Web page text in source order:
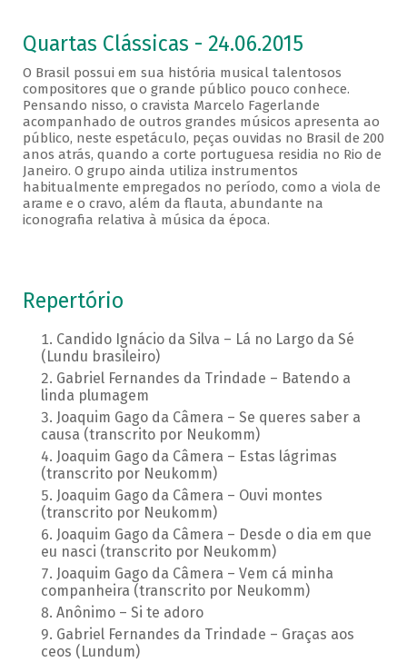
Quartas Clássicas - 24.06.2015
O Brasil possui em sua história musical talentosos
compositores que o grande público pouco conhece.
Pensando nisso, o cravista Marcelo Fagerlande
acompanhado de outros grandes músicos apresenta ao
público, neste espetáculo, peças ouvidas no Brasil de 200
anos atrás, quando a corte portuguesa residia no Rio de
Janeiro. O grupo ainda utiliza instrumentos
habitualmente empregados no período, como a viola de
arame e o cravo, além da flauta, abundante na
iconografia relativa à música da época.
Repertório
Candido Ignácio da Silva – Lá no Largo da Sé
(Lundu brasileiro)
Gabriel Fernandes da Trindade – Batendo a
linda plumagem
Joaquim Gago da Câmera – Se queres saber a
causa (transcrito por Neukomm)
Joaquim Gago da Câmera – Estas lágrimas
(transcrito por Neukomm)
Joaquim Gago da Câmera – Ouvi montes
(transcrito por Neukomm)
Joaquim Gago da Câmera – Desde o dia em que
eu nasci (transcrito por Neukomm)
Joaquim Gago da Câmera – Vem cá minha
companheira (transcrito por Neukomm)
Anônimo – Si te adoro
Gabriel Fernandes da Trindade – Graças aos
ceos (Lundum)